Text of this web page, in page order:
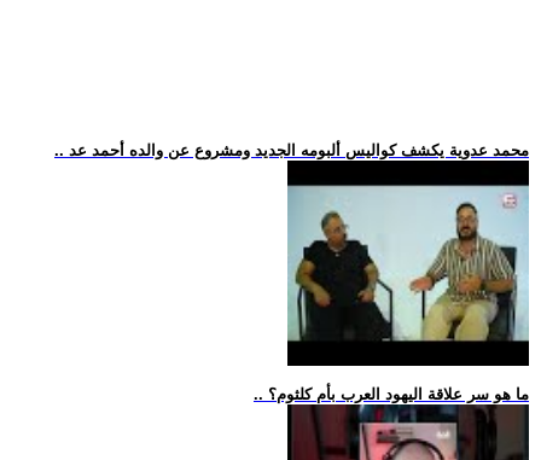
.. محمد عدوية يكشف كواليس ألبومه الجديد ومشروع عن والده أحمد عد
.. ما هو سر علاقة اليهود العرب بأم كلثوم؟